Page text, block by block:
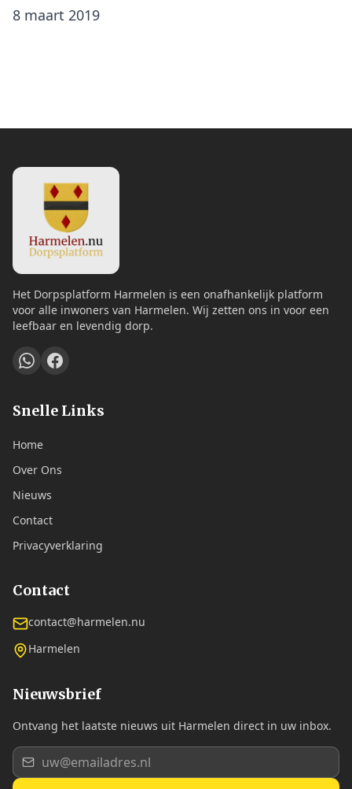
8 maart 2019
Het Dorpsplatform Harmelen is een onafhankelijk platform
voor alle inwoners van Harmelen. Wij zetten ons in voor een
leefbaar en levendig dorp.
Snelle Links
Home
Over Ons
Nieuws
Contact
Privacyverklaring
Contact
contact@harmelen.nu
Harmelen
Nieuwsbrief
Ontvang het laatste nieuws uit Harmelen direct in uw inbox.